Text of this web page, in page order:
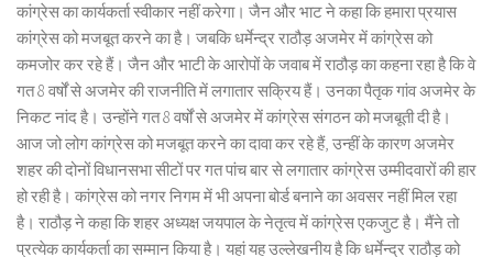
कांग्रेस का कार्यकर्ता स्वीकार नहीं करेगा। जैन और भाट ने कहा कि हमारा प्रयास
कांग्रेस को मजबूत करने का है। जबकि धर्मेन्द्र राठौड़ अजमेर में कांग्रेस को
कमजोर कर रहे हैं। जैन और भाटी के आरोपों के जवाब में राठौड़ का कहना रहा है कि वे
गत 8 वर्षों से अजमेर की राजनीति में लगातार सक्रिय हैं। उनका पैतृक गांव अजमेर के
निकट नांद है। उन्होंने गत 8 वर्षों से अजमेर में कांग्रेस संगठन को मजबूती दी है।
आज जो लोग कांग्रेस को मजबूत करने का दावा कर रहे हैं, उन्हीं के कारण अजमेर
शहर की दोनों विधानसभा सीटों पर गत पांच बार से लगातार कांग्रेस उम्मीदवारों की हार
हो रही है। कांग्रेस को नगर निगम में भी अपना बोर्ड बनाने का अवसर नहीं मिल रहा
है। राठौड़ ने कहा कि शहर अध्यक्ष जयपाल के नेतृत्व में कांग्रेस एकजुट है। मैंने तो
प्रत्येक कार्यकर्ता का सम्मान किया है। यहां यह उल्लेखनीय है कि धर्मेन्द्र राठौड़ को